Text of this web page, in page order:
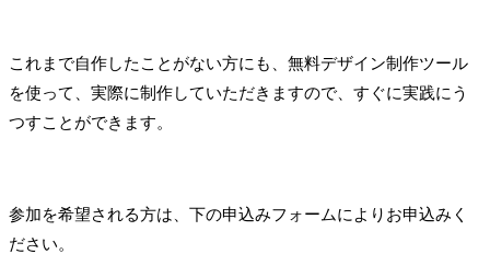
これまで自作したことがない方にも、無料デザイン制作ツール
を使って、実際に制作していただきますので、すぐに実践にう
つすことができます。
参加を希望される方は、下の申込みフォームによりお申込みく
ださい。